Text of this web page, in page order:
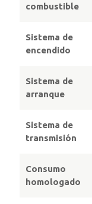
combustible
Sistema de
encendido
Sistema de
arranque
Sistema de
transmisión
Consumo
homologado